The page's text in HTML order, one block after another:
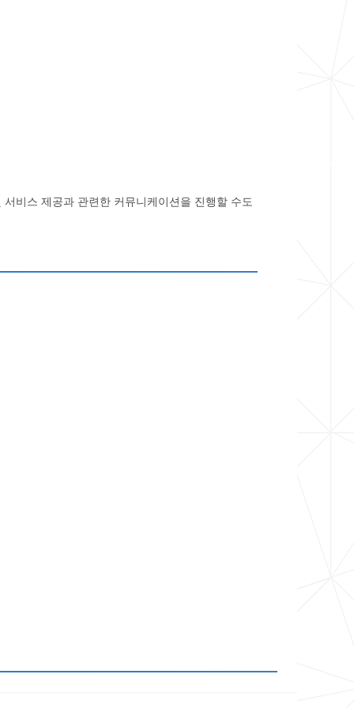
비스 제공과 관련한 커뮤니케이션을 진행할 수도